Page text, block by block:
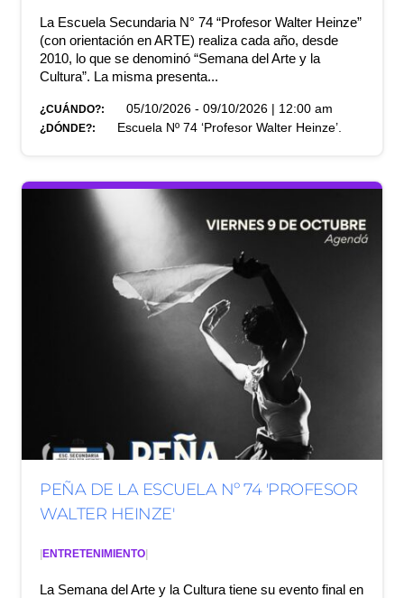
La Escuela Secundaria N° 74 “Profesor Walter Heinze”
(con orientación en ARTE) realiza cada año, desde
2010, lo que se denominó “Semana del Arte y la
Cultura”. La misma presenta...
¿CUÁNDO?: 05/10/2026 - 09/10/2026 | 12:00 am
¿DÓNDE?: Escuela Nº 74 ‘Profesor Walter Heinze’.
PEÑA DE LA ESCUELA Nº 74 'PROFESOR
WALTER HEINZE'
ENTRETENIMIENTO
La Semana del Arte y la Cultura tiene su evento final en